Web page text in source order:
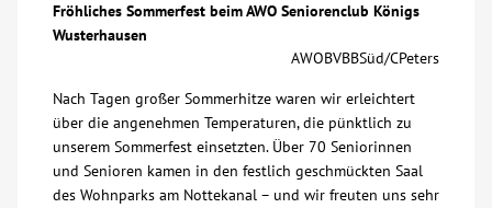
Über uns
Veranstaltungen
Fröhliches Sommerfest beim AWO Seniorenclub Königs
Wusterhausen
AWOBVBBSüd/CPeters
Nach Tagen großer Sommerhitze waren wir erleichtert
über die angenehmen Temperaturen, die pünktlich zu
unserem Sommerfest einsetzten. Über 70 Seniorinnen
und Senioren kamen in den festlich geschmückten Saal
des Wohnparks am Nottekanal – und wir freuten uns sehr